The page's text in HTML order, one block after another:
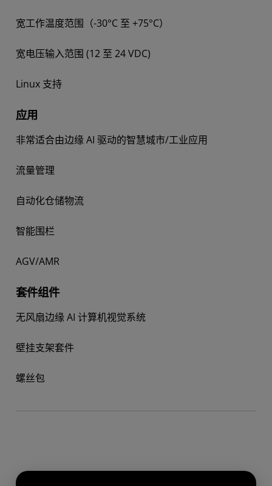
宽工作温度范围（-30°C 至 +75°C）
宽电压输入范围 (12 至 24 VDC)
Linux 支持
应用
非常适合由边缘 AI 驱动的智慧城市/工业应用
流量管理
自动化仓储物流
智能围栏
AGV/AMR
套件组件
无风扇边缘 AI 计算机视觉系统
壁挂支架套件
螺丝包